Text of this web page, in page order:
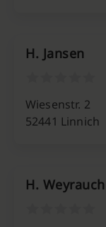
H. Jansen
Wiesenstr. 2
52441 Linnich
H. Weyrauch